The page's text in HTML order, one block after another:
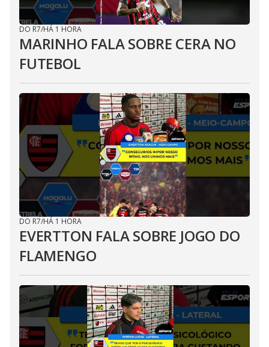
DO R7/HÁ 1 HORA
MARINHO FALA SOBRE CERA NO
FUTEBOL
DO R7/HÁ 1 HORA
EVERTTON FALA SOBRE JOGO DO
FLAMENGO